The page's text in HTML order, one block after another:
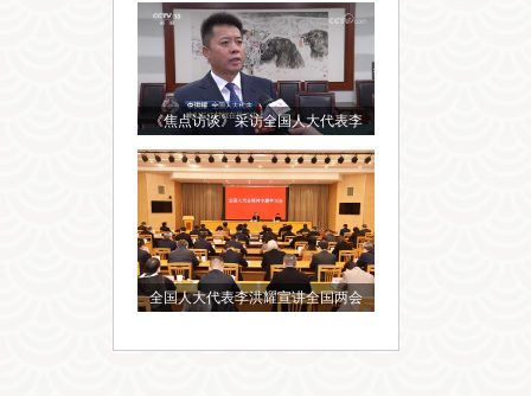
《焦点访谈》采访全国人大代表李
全国人大代表李洪耀宣讲全国两会